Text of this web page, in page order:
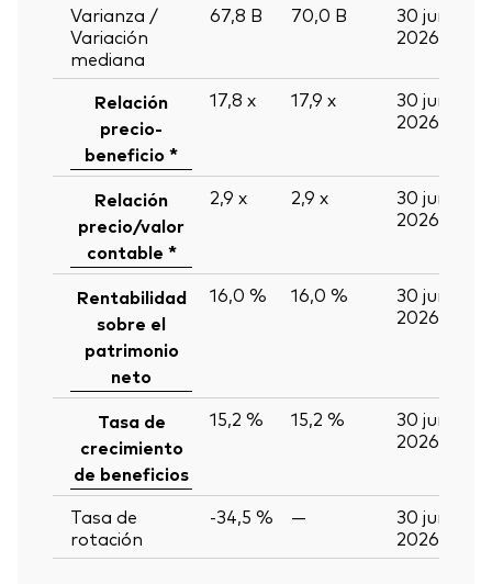
Varianza /
Variación
mediana
67,8 B 70,0 B
30 jun
2026
Relación
precio-
beneficio *
17,8 x 17,9 x
30 jun
2026
Relación
precio/valor
contable *
2,9 x 2,9 x
30 jun
2026
Rentabilidad
sobre el
patrimonio
neto
16,0 % 16,0 %
30 jun
2026
Tasa de
crecimiento
de beneficios
15,2 % 15,2 %
30 jun
2026
Tasa de
rotación
-34,5 % —
30 jun
2026